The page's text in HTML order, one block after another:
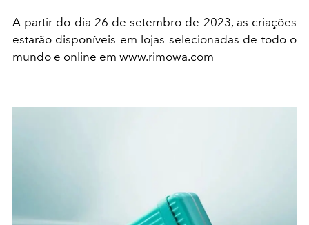
A partir do dia 26 de setembro de 2023, as criações
estarão disponíveis em lojas selecionadas de todo o
mundo e online em www.rimowa.com